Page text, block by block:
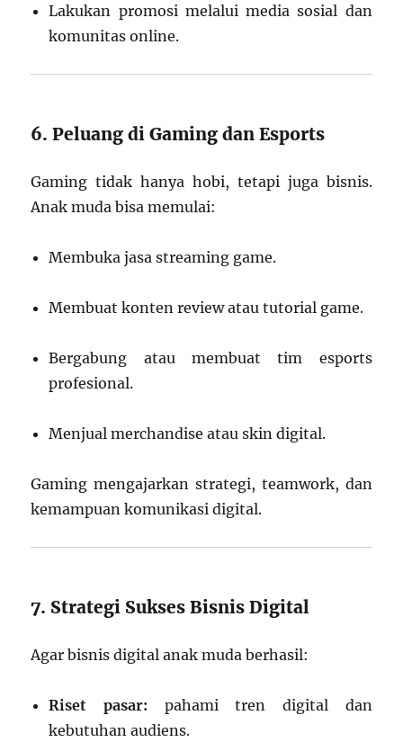
Lakukan promosi melalui media sosial dan
komunitas online.
6. Peluang di Gaming dan Esports
Gaming tidak hanya hobi, tetapi juga bisnis.
Anak muda bisa memulai:
Membuka jasa streaming game.
Membuat konten review atau tutorial game.
Bergabung atau membuat tim esports
profesional.
Menjual merchandise atau skin digital.
Gaming mengajarkan strategi, teamwork, dan
kemampuan komunikasi digital.
7. Strategi Sukses Bisnis Digital
Agar bisnis digital anak muda berhasil:
Riset pasar: pahami tren digital dan
kebutuhan audiens.